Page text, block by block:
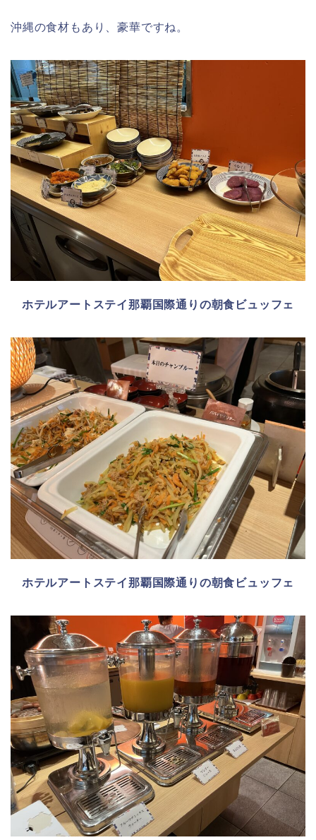
沖縄の食材もあり、豪華ですね。
ホテルアートステイ那覇国際通りの朝食ビュッフェ
ホテルアートステイ那覇国際通りの朝食ビュッフェ